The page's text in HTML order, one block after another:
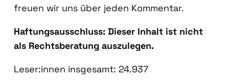
freu­en wir uns über jeden Kom­men­tar.
Haf­tungs­aus­schluss: Die­ser Inhalt ist nicht
als Rechts­be­ra­tung aus­zu­le­gen.
Leser:innen ins­ge­samt: 24.937